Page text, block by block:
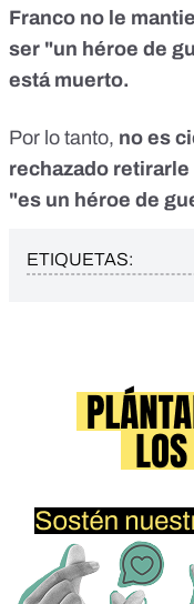
Franco no le
ser "un héroe de
está muerto.
Por lo tanto, no es
rechazado
"es un héroe de
ETIQUETAS: